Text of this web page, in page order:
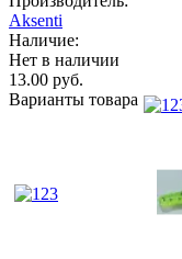
Aksenti
Наличие:
Нет в наличии
13.00 руб.
Варианты товара